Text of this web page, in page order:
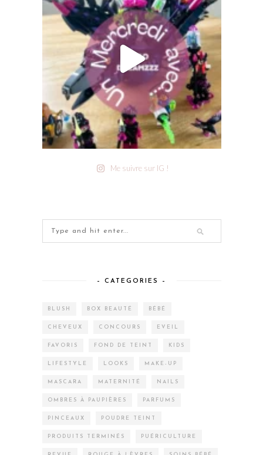
Me suivre sur IG !
– CATEGORIES –
BLUSH BOX BEAUTÉ BÉBÉ
CHEVEUX CONCOURS EVEIL
FAVORIS FOND DE TEINT KIDS
LIFESTYLE LOOKS MAKE-UP
MASCARA MATERNITÉ NAILS
OMBRES À PAUPIÈRES PARFUMS
PINCEAUX POUDRE TEINT
PRODUITS TERMINÉS PUÉRICULTURE